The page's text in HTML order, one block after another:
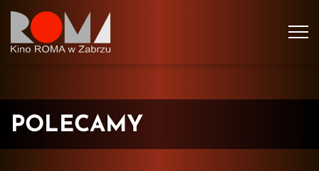
POLECAMY